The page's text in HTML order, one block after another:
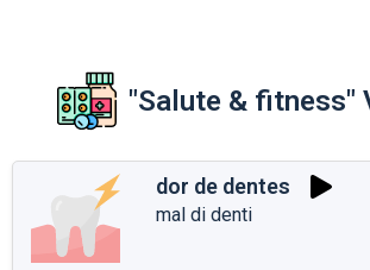
"Salute & fitness"
dor de dentes
mal di denti